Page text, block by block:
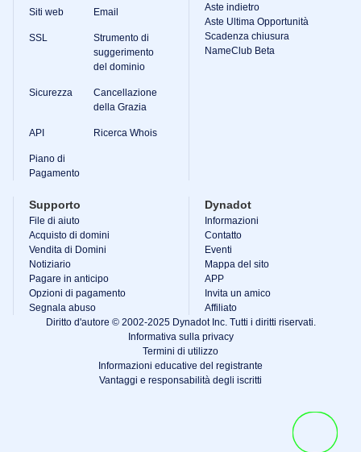
Siti web Email
SSL
Strumento di
suggerimento
del dominio
Sicurezza
Cancellazione
della Grazia
API Ricerca Whois
Piano di
Pagamento
Aste indietro
Aste Ultima Opportunità
Scadenza chiusura
NameClub Beta
Supporto
File di aiuto
Acquisto di domini
Vendita di Domini
Notiziario
Pagare in anticipo
Opzioni di pagamento
Segnala abuso
Dynadot
Informazioni
Contatto
Eventi
Mappa del sito
APP
Invita un amico
Affiliato
Diritto d'autore © 2002-2025 Dynadot Inc. Tutti i diritti riservati.
Informativa sulla privacy
Termini di utilizzo
Informazioni educative del registrante
Vantaggi e responsabilità degli iscritti